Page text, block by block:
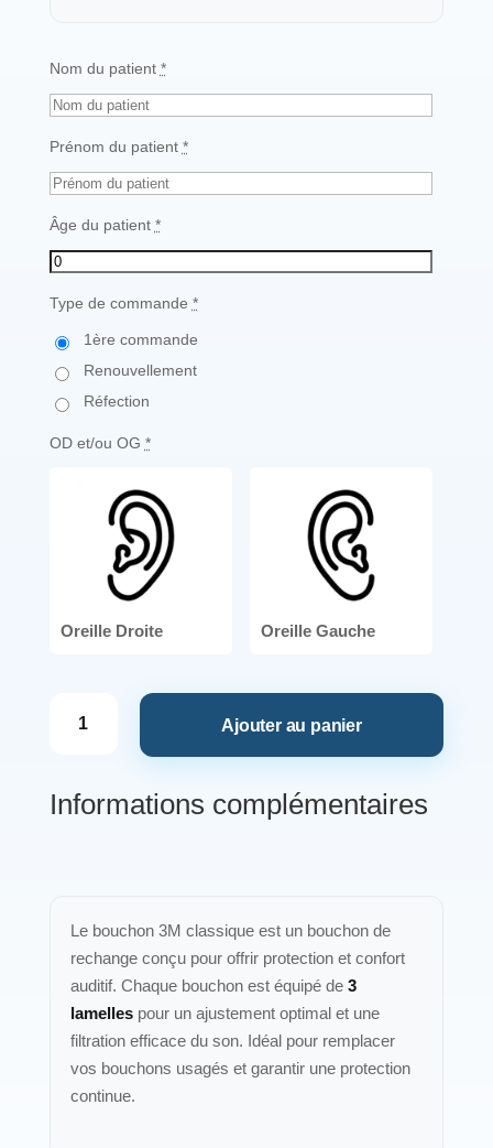
Nom du patient *
Prénom du patient *
Âge du patient *
Type de commande *
1ère commande
Renouvellement
Réfection
OD et/ou OG *
Oreille Droite Oreille Gauche
classique
Ajouter au panier
Informations complémentaires
Le bouchon 3M classique est un bouchon de
rechange conçu pour offrir protection et confort
auditif. Chaque bouchon est équipé de 3
lamellespour un ajustement optimal et une
filtration efficace du son. Idéal pour remplacer
vos bouchons usagés et garantir une protection
continue.